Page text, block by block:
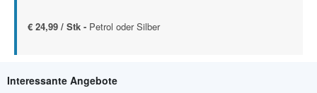
€ 24,99 / Stk - Petrol oder Silber
Interessante Angebote